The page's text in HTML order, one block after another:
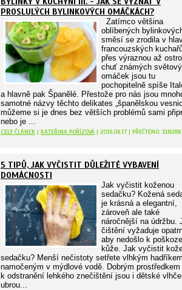
PROSLULÝCH BYLINKOVÝCH OMÁČKÁCH?
Zatímco většina
oblíbených
směsí se zrodila v
francouzských
přes výraznou až
chuť známých
omáček jsou tu
pochopitelně spíše
a hlavně pak Španělé. Přestože pro nás jsou
samotné názvy těchto delikates „španělskou
můžeme si je dnes bez větších problémů sami
nebo je ...
CELÝ ČLÁNEK | KATEŘINA POŘÍZOVÁ | 2016.06.17 | PŘEČTENO: 31828X
5 TIPŮ, JAK VYČISTIT DŮLEŽITÉ VYBAVENÍ
DOMÁCNOSTI
Jak vyčistit koženou
sedačku? Kožená
je krásná a elegantní,
zároveň ale také
náročnější na údržbu.
čištění vyžaduje
aby nedošlo k
kůže. Jak vyčistit
sedačku? Menší nečistoty setřete vlhkým
namočeným v mýdlové vodě. Dobrým prostředkem
k odstranění lehkého znečištění jsou i dětské
ubrou...